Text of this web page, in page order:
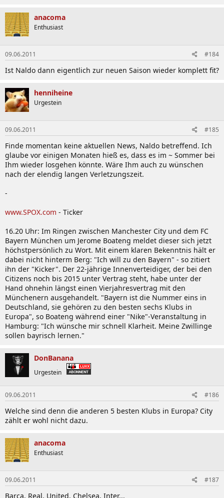
anacoma
Enthusiast
09.06.2011 #184
Ist Naldo dann eigentlich zur neuen Saison wieder komplett fit?
henniheine
Urgestein
09.06.2011 #185
Finde momentan keine aktuellen News, Naldo betreffend. Ich
glaube vor einigen Monaten hieß es, dass es im ~ Sommer bei
Ihm wieder losgehen könnte. Wäre Ihm auch zu wünschen
nach der elendig langen Verletzungszeit.
-
www.SPOX.com - Ticker
16.20 Uhr: Im Ringen zwischen Manchester City und dem FC
Bayern München um Jerome Boateng meldet dieser sich jetzt
höchstpersönlich zu Wort. Mit einem klaren Bekenntnis hält er
dabei nicht hinterm Berg: "Ich will zu den Bayern" - so zitiert
ihn der "Kicker". Der 22-jährige Innenverteidiger, der bei den
Citizens noch bis 2015 unter Vertrag steht, habe unter der
Hand ohnehin längst einen Vierjahresvertrag mit den
Münchenern ausgehandelt. "Bayern ist die Nummer eins in
Deutschland, sie gehören zu den besten sechs Klubs in
Europa", so Boateng während einer "Nike"-Veranstaltung in
Hamburg: "Ich wünsche mir schnell Klarheit. Meine Zwillinge
sollen bayrisch lernen."
DonBanana
Urgestein
09.06.2011 #186
Welche sind denn die anderen 5 besten Klubs in Europa? City
zählt er wohl nicht dazu.
anacoma
Enthusiast
09.06.2011 #187
Barca, Real, United, Chelsea, Inter...